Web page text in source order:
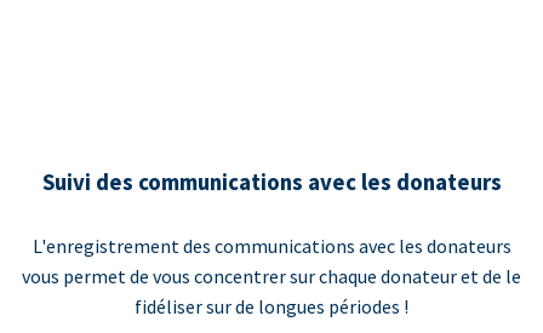
Suivi des communications avec les donateurs
L'enregistrement des communications avec les donateurs
vous permet de vous concentrer sur chaque donateur et de le
fidéliser sur de longues périodes !